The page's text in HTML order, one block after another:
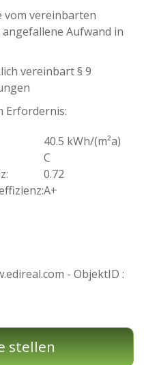
vom vereinbarten
Aufwand in
vereinbart § 9
Erfordernis:
40.5 kWh/(m²a)
C
0.72
A+
- ObjektID :
stellen